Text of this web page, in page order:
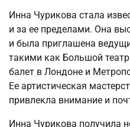
Инна Чурикова стала
и за ее пределами. Она
и была приглашена
такими как Большой
балет в Лондоне и
Ее артистическая
привлекла внимание и
Инна Чурикова получила